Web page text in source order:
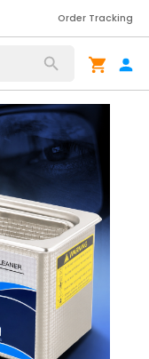
Order Tracking